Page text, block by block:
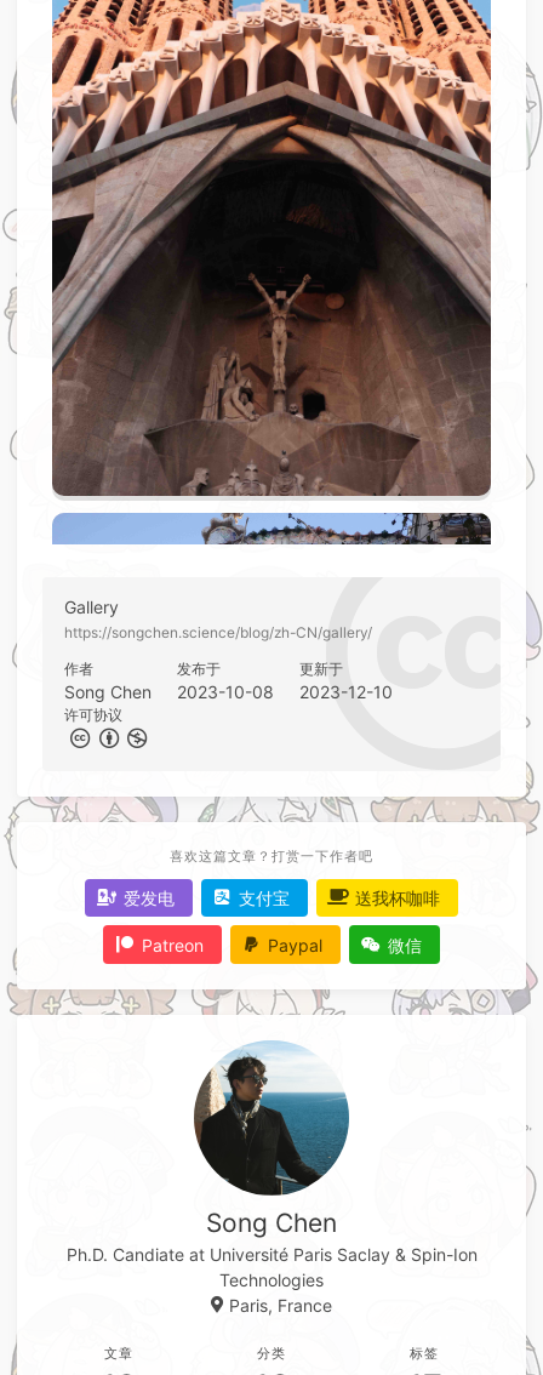
Gallery
https://songchen.science/blog/zh-CN/gallery/
作者
Song Chen
发布于
2023-10-08
更新于
2023-12-10
许可协议
喜欢这篇文章？打赏一下作者吧
爱发电 支付宝 送我杯咖啡
Patreon Paypal 微信
Song Chen
Ph.D. Candiate at Université Paris Saclay & Spin-Ion
Technologies
Paris, France
文章 分类 标签